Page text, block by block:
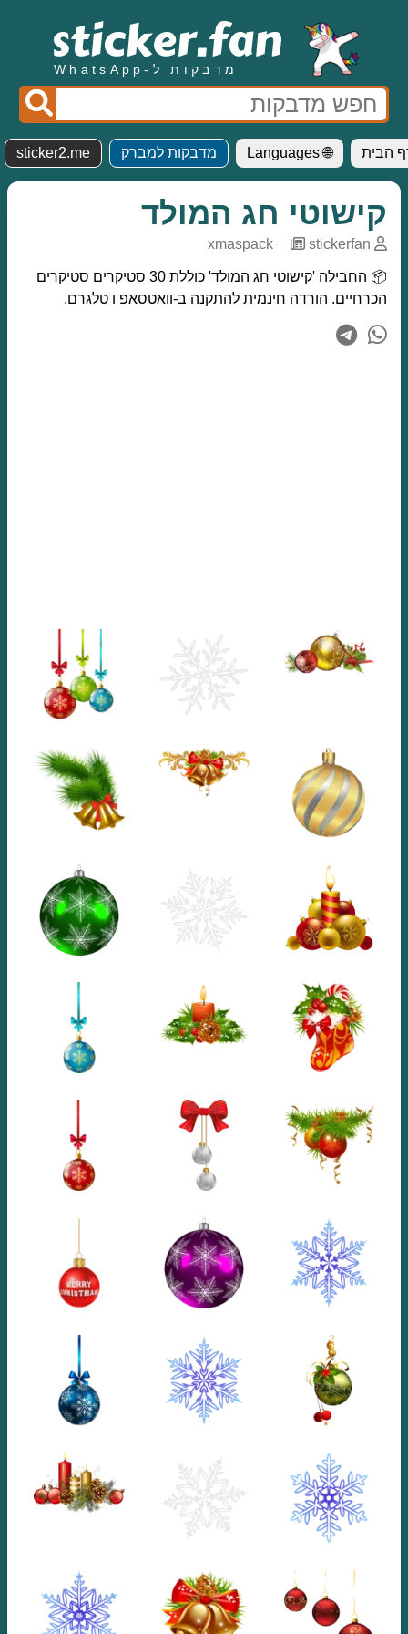
מדבקות ל-WhatsApp
הבית 🌐 Languages מדבקות למברק sticker2.me
קישוטי חג המולד
xmaspack stickerfan
📦 החבילה 'קישוטי חג המולד' כוללת 30 סטיקרים סטיקרים
הכרחיים. הורדה חינמית להתקנה ב-וואטסאפ ו טלגרם.